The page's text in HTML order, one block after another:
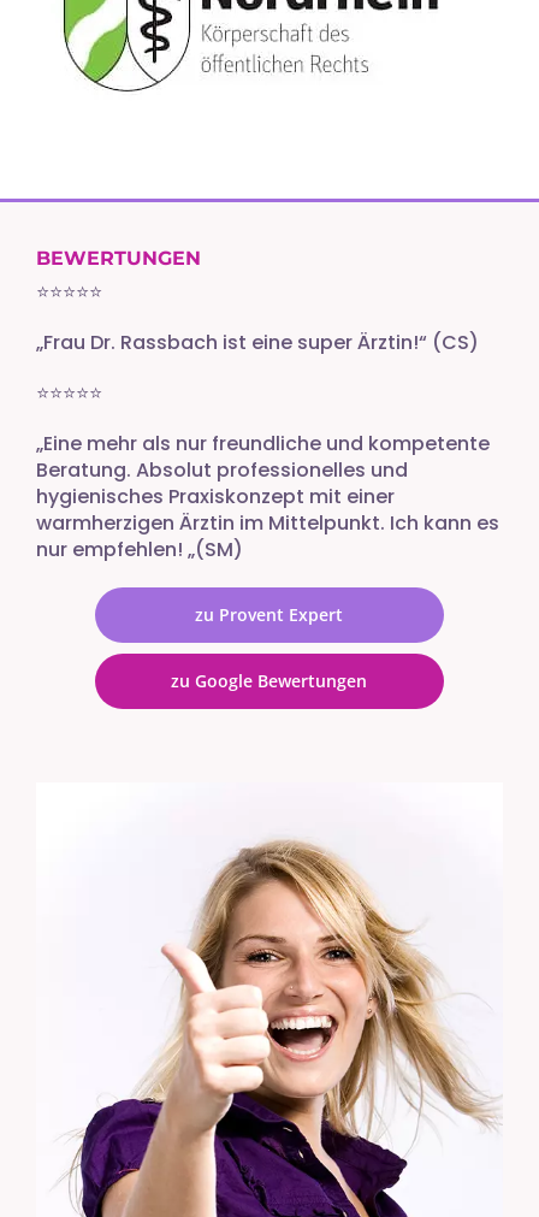
BEWERTUNGEN
⭐️⭐️⭐️⭐️⭐️
„Frau Dr. Rassbach ist eine super Ärztin!“ (CS)
⭐️⭐️⭐️⭐️⭐️
„Eine mehr als nur freundliche und kompetente
Beratung. Absolut professionelles und
hygienisches Praxiskonzept mit einer
warmherzigen Ärztin im Mittelpunkt. Ich kann es
nur empfehlen! „(SM)
zu Provent Expert
zu Google Bewertungen